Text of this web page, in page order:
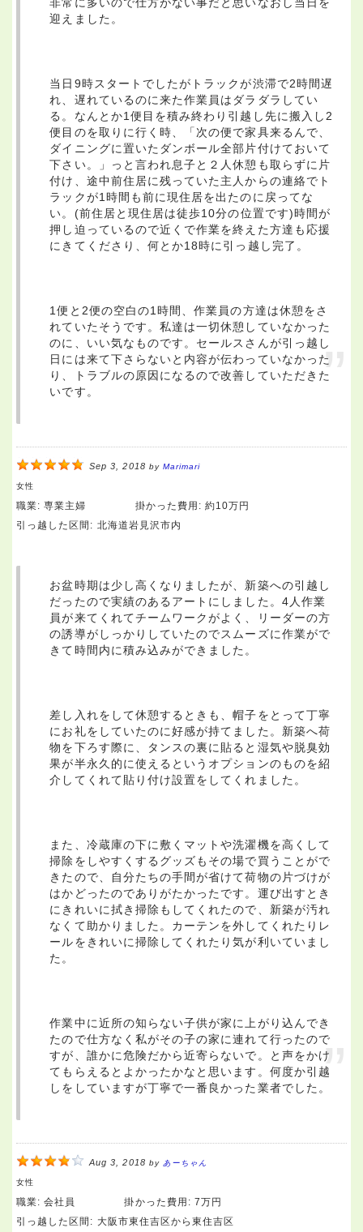
迎えました。
当日9時スタートでしたがトラックが渋滞で2時間遅
れ、遅れているのに来た作業員はダラダラしてい
る。なんとか1便目を積み終わり引越し先に搬入し2
便目のを取りに行く時、「次の便で家具来るんで、
ダイニングに置いたダンボール全部片付けておいて
下さい。」っと言われ息子と２人休憩も取らずに片
付け、途中前住居に残っていた主人からの連絡でト
ラックが1時間も前に現住居を出たのに戻ってな
い。(前住居と現住居は徒歩10分の位置です)時間が
押し迫っているので近くで作業を終えた方達も応援
にきてくださり、何とか18時に引っ越し完了。
1便と2便の空白の1時間、作業員の方達は休憩をさ
れていたそうです。私達は一切休憩していなかった
のに、いい気なものです。セールスさんが引っ越し
日には来て下さらないと内容が伝わっていなかった
り、トラブルの原因になるので改善していただきた
いです。
Sep 3, 2018 byMarimari
女性
職業: 専業主婦 掛かった費用: 約10万円
引っ越した区間: 北海道岩見沢市内
お盆時期は少し高くなりましたが、新築への引越し
だったので実績のあるアートにしました。4人作業
員が来てくれてチームワークがよく、リーダーの方
の誘導がしっかりしていたのでスムーズに作業がで
きて時間内に積み込みができました。
差し入れをして休憩するときも、帽子をとって丁寧
にお礼をしていたのに好感が持てました。新築へ荷
物を下ろす際に、タンスの裏に貼ると湿気や脱臭効
果が半永久的に使えるというオプションのものを紹
介してくれて貼り付け設置をしてくれました。
また、冷蔵庫の下に敷くマットや洗濯機を高くして
掃除をしやすくするグッズもその場で買うことがで
きたので、自分たちの手間が省けて荷物の片づけが
はかどったのでありがたかったです。運び出すとき
にきれいに拭き掃除もしてくれたので、新築が汚れ
なくて助かりました。カーテンを外してくれたりレ
ールをきれいに掃除してくれたり気が利いていまし
た。
作業中に近所の知らない子供が家に上がり込んでき
たので仕方なく私がその子の家に連れて行ったので
すが、誰かに危険だから近寄らないで。と声をかけ
てもらえるとよかったかなと思います。何度か引越
しをしていますが丁寧で一番良かった業者でした。
Aug 3, 2018 by あーちゃん
女性
職業: 会社員 掛かった費用: 7万円
引っ越した区間: 大阪市東住吉区から東住吉区